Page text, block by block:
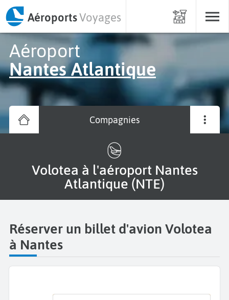
AéroportsVoyages
Aéroport
Nantes Atlantique
Compagnies
Volotea à l'aéroport Nantes
Atlantique (NTE)
Réserver un billet d'avion Volotea
à Nantes